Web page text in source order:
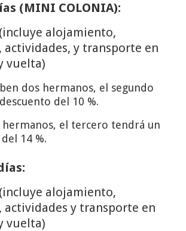
(MINI COLONIA):
(incluye alojamiento,
actividades, y transporte en
vuelta)
dos hermanos, el segundo
del 10 %.
hermanos, el tercero tendrá un
14 %.
(incluye alojamiento,
actividades y transporte en
vuelta)